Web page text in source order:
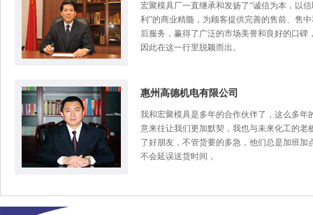
宏聚模具厂一直继承和发扬了“诚信为本，以信
利”的商业精髓，为顾客提供完善的售前、售
后服务，赢得了广泛的市场美誉和良好的口碑
因此在这一行里脱颖而出。
惠州高德机电有限公司
我和宏聚模具是多年的合作伙伴了，这么多年
意来往让我们更加默契，我也与未来化工的老
了好朋友，不管货要的多急，他们总是加班加
不会延误送货时间，